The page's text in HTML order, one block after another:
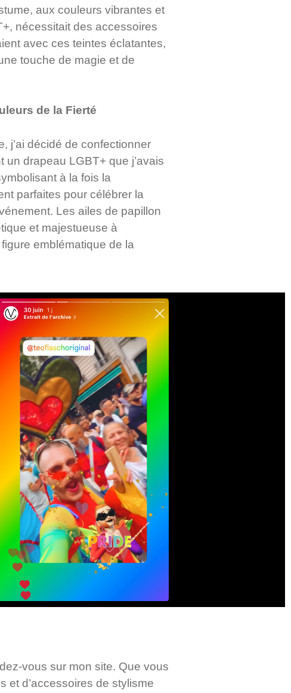
aux couleurs vibrantes et
nécessitait des accessoires
avec ces teintes éclatantes,
touche de magie et de
de la Fierté
j’ai décidé de confectionner
drapeau LGBT+ que j’avais
à la fois la
parfaites pour célébrer la
Les ailes de papillon
et majestueuse à
emblématique de la
vous sur mon site. Que vous
et d’accessoires de stylisme